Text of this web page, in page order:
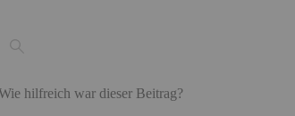
hilfreich war dieser Beitrag?